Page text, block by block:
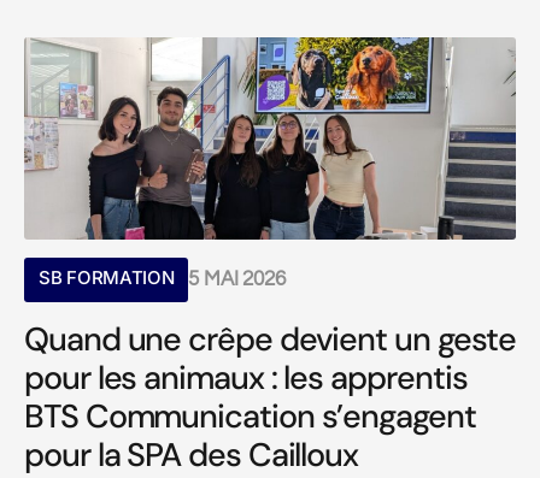
SB FORMATION 5 MAI 2026
Quand une crêpe devient un geste
pour les animaux : les apprentis
BTS Communication s’engagent
pour la SPA des Cailloux